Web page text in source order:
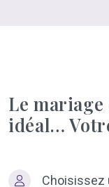
Le mariage
idéal…
Choisissez